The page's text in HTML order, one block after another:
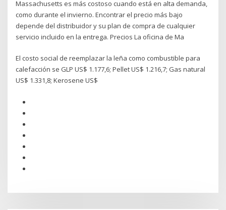
Massachusetts es más costoso cuando está en alta demanda,
como durante el invierno. Encontrar el precio más bajo
depende del distribuidor y su plan de compra de cualquier
servicio incluido en la entrega. Precios La oficina de Ma
El costo social de reemplazar la leña como combustible para
calefacción se GLP US$ 1.177,6; Pellet US$ 1.216,7; Gas natural
US$ 1.331,8; Kerosene US$